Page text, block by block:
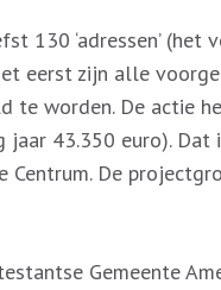
130 ‘adressen’ (het
eerst zijn alle
te worden. De actie
43.350 euro). Dat
Centrum. De
Gemeente